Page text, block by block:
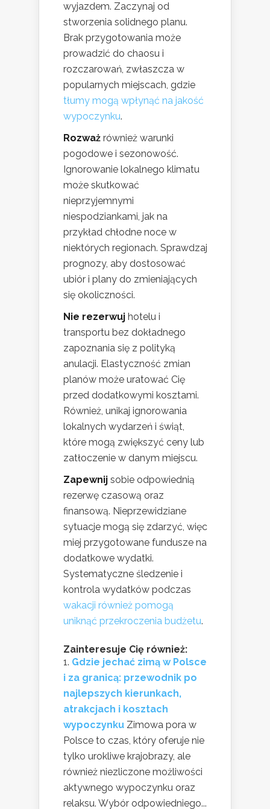
wyjazdem. Zaczynaj od
stworzenia solidnego planu.
Brak przygotowania może
prowadzić do chaosu i
rozczarowań, zwłaszcza w
popularnych miejscach, gdzie
tłumy mogą wpłynąć na jakość
wypoczynku.
Rozważ również warunki
pogodowe i sezonowość.
Ignorowanie lokalnego klimatu
może skutkować
nieprzyjemnymi
niespodziankami, jak na
przykład chłodne noce w
niektórych regionach. Sprawdzaj
prognozy, aby dostosować
ubiór i plany do zmieniających
się okoliczności.
Nie rezerwuj hotelu i
transportu bez dokładnego
zapoznania się z polityką
anulacji. Elastyczność zmian
planów może uratować Cię
przed dodatkowymi kosztami.
Również, unikaj ignorowania
lokalnych wydarzeń i świąt,
które mogą zwiększyć ceny lub
zatłoczenie w danym miejscu.
Zapewnij sobie odpowiednią
rezerwę czasową oraz
finansową. Nieprzewidziane
sytuacje mogą się zdarzyć, więc
miej przygotowane fundusze na
dodatkowe wydatki.
Systematyczne śledzenie i
kontrola wydatków podczas
wakacji również pomogą
uniknąć przekroczenia budżetu.
Zainteresuje Cię również:
Gdzie jechać zimą w Polsce
i za granicą: przewodnik po
najlepszych kierunkach,
atrakcjach i kosztach
wypoczynku Zimowa pora w
Polsce to czas, który oferuje nie
tylko urokliwe krajobrazy, ale
również niezliczone możliwości
aktywnego wypoczynku oraz
relaksu. Wybór odpowiedniego...